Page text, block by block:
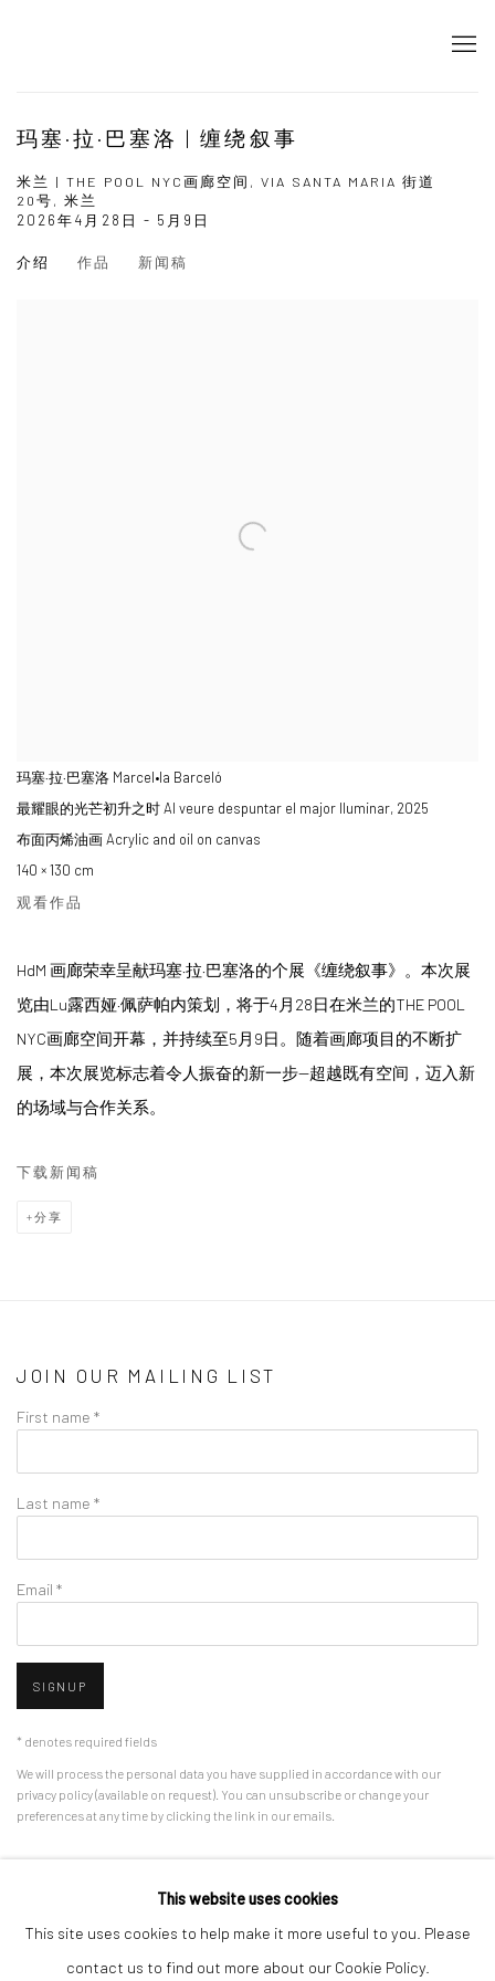
玛塞·拉·巴塞洛 | 缠绕叙事
米兰 | THE POOL NYC画廊空间, VIA SANTA MARIA 街道
20号, 米兰
2026年4月28日 - 5月9日
介绍 作品 新闻稿
玛塞·拉·巴塞洛 Marcel•la Barceló
最耀眼的光芒初升之时 Al veure despuntar el major lluminar, 2025
布面丙烯油画 Acrylic and oil on canvas
140 × 130 cm
观看作品
HdM 画廊荣幸呈献玛塞·拉·巴塞洛的个展《缠绕叙事》。本次展
览由Lu露西娅·佩萨帕内策划，将于4月28日在米兰的THE POOL
NYC画廊空间开幕，并持续至5月9日。随着画廊项目的不断扩
展，本次展览标志着令人振奋的新一步--超越既有空间，迈入新
的场域与合作关系。
下载新闻稿
分享
JOIN OUR MAILING LIST
First name *
Last name *
Email *
SIGNUP
* denotes required fields
We will process the personal data you have supplied in accordance with our
privacy policy (available on request). You can unsubscribe or change your
preferences at any time by clicking the link in our emails.
版权 2026 HDM GALLERY 网页支持 ARTLOGIC
This website uses cookies
This site uses cookies to help make it more useful to you. Please
contact us to find out more about our Cookie Policy.